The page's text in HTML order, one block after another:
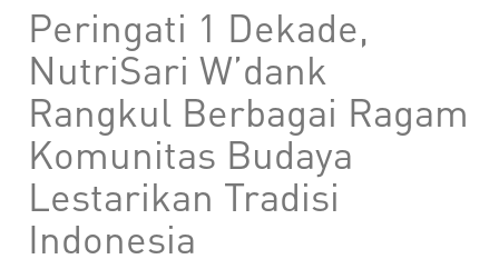
Peringati 1 Dekade,
NutriSari W’dank
Rangkul Berbagai Ragam
Komunitas Budaya
Lestarikan Tradisi
Indonesia